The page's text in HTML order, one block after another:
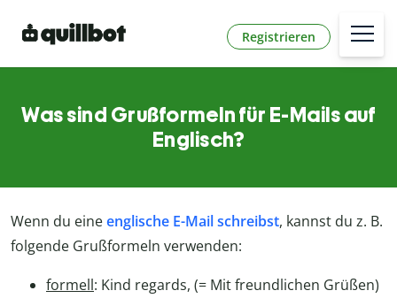
Registrieren
Was sind Grußformeln für E-Mails auf
Englisch?
Wenn du eineenglische E-Mail schreibst, kannst du z. B.
folgende Grußformeln verwenden:
formell: Kind regards, (= Mit freundlichen Grüßen)